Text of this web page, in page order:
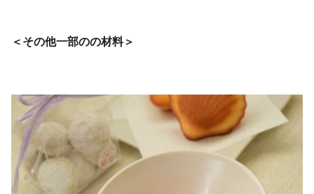
＜その他一部のの材料＞